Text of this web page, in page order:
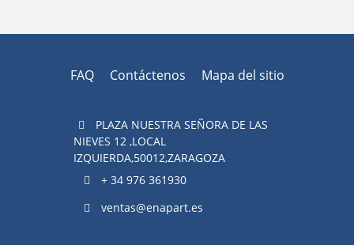
FAQ Contáctenos Mapa del sitio
PLAZA NUESTRA SEÑORA DE LAS
NIEVES 12 ,LOCAL
IZQUIERDA,50012,ZARAGOZA
+ 34 976 361930
ventas@enapart.es